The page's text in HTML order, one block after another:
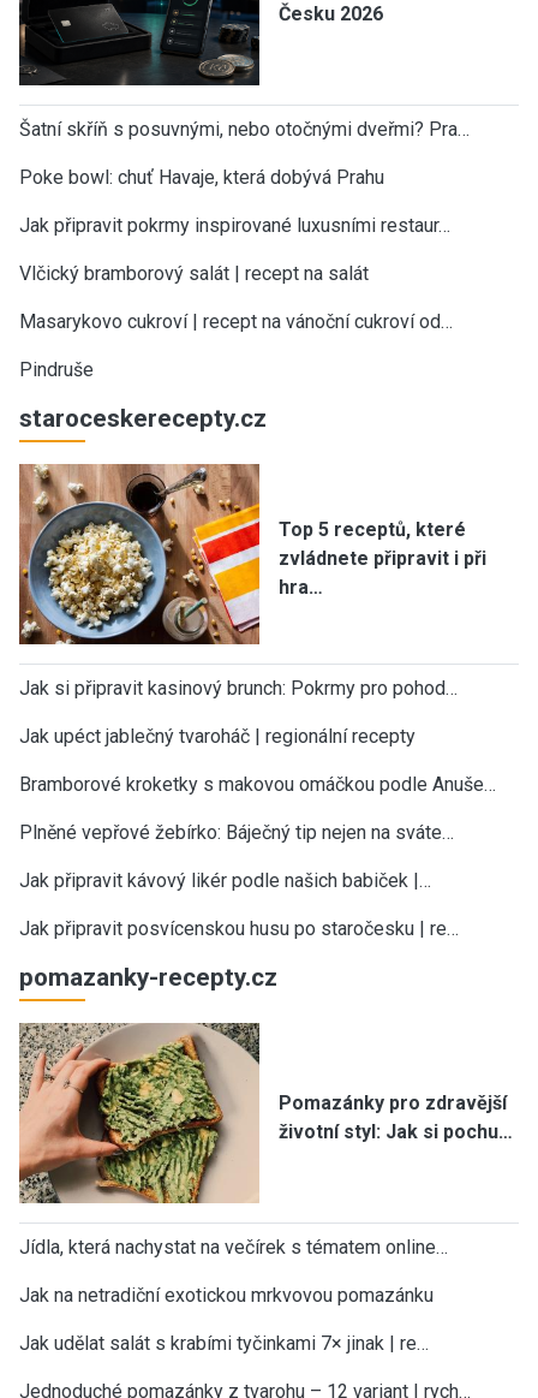
Česku 2026
Šatní skříň s posuvnými, nebo otočnými dveřmi? Pra…
Poke bowl: chuť Havaje, která dobývá Prahu
Jak připravit pokrmy inspirované luxusními restaur…
Vlčický bramborový salát | recept na salát
Masarykovo cukroví | recept na vánoční cukroví od…
Pindruše
staroceskerecepty.cz
Top 5 receptů, které
zvládnete připravit i při
hra…
Jak si připravit kasinový brunch: Pokrmy pro pohod…
Jak upéct jablečný tvaroháč | regionální recepty
Bramborové kroketky s makovou omáčkou podle Anuše…
Plněné vepřové žebírko: Báječný tip nejen na sváte…
Jak připravit kávový likér podle našich babiček |…
Jak připravit posvícenskou husu po staročesku | re…
pomazanky-recepty.cz
Pomazánky pro zdravější
životní styl: Jak si pochu…
Jídla, která nachystat na večírek s tématem online…
Jak na netradiční exotickou mrkvovou pomazánku
Jak udělat salát s krabími tyčinkami 7× jinak | re…
Jednoduché pomazánky z tvarohu – 12 variant | rych…